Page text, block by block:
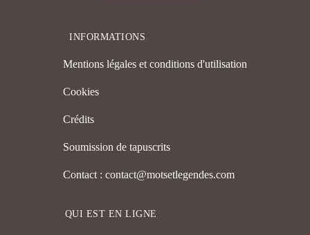
INFORMATIONS
Mentions légales et conditions d'utilisation
Cookies
Crédits
Soumission de tapuscrits
Contact : contact@motsetlegendes.com
QUI EST EN LIGNE